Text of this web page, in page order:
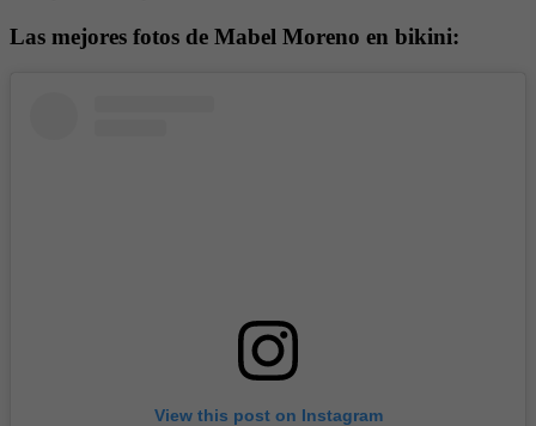
Las mejores fotos de Mabel Moreno en bikini:
View this post on Instagram